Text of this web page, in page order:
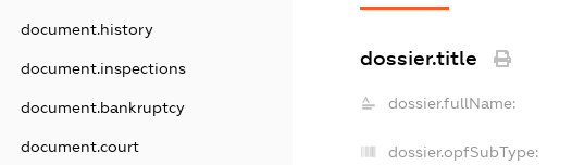
document.history
document.inspections
document.bankruptcy
document.court
dossier.title
dossier.fullName:
dossier.opfSubType: